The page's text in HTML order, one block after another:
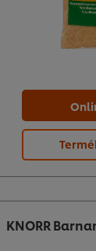
KNORR